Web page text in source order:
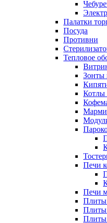
Палатки
Посуда
Противни
Тепловое
Зонты
Котлы
Печи
Печи
Плиты
Плиты
Плиты